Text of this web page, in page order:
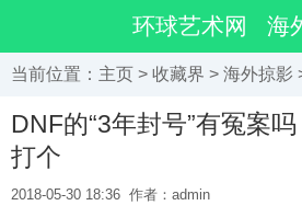
环球艺术网 海
当前位置： 主页 > 收藏界 > 海外掠影
DNF的“3年封号”有冤案吗
打个
2018-05-30 18:36 作者：admin